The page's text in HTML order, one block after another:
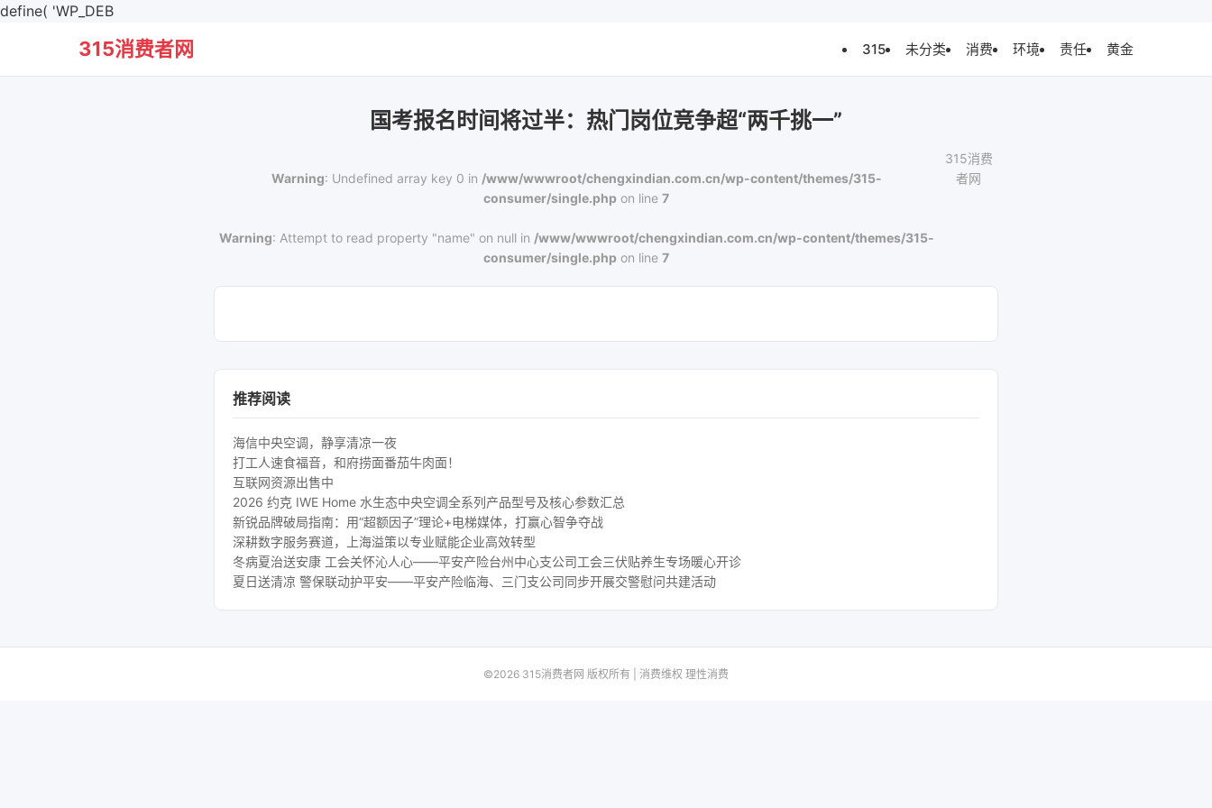
define( 'WP_DEB
315消费者网 315 未分类 消费 环境 责任 黄金
国考报名时间将过半：热门岗位竞争超“两千挑一”
Warning: Undefined array key 0 in /www/wwwroot/chengxindian.com.cn/wp-content/themes/315-
consumer/single.php on line7
Warning: Attempt to read property "name" on null in /www/wwwroot/chengxindian.com.cn/wp-content/themes/315-
consumer/single.php on line7
315消费
者网
推荐阅读
海信中央空调，静享清凉一夜
打工人速食福音，和府捞面番茄牛肉面！
互联网资源出售中
2026 约克 IWE Home 水生态中央空调全系列产品型号及核心参数汇总
新锐品牌破局指南：用“超额因子”理论+电梯媒体，打赢心智争夺战
深耕数字服务赛道，上海溢策以专业赋能企业高效转型
冬病夏治送安康 工会关怀沁人心——平安产险台州中心支公司工会三伏贴养生专场暖心开诊
夏日送清凉 警保联动护平安——平安产险临海、三门支公司同步开展交警慰问共建活动
©2026 315消费者网 版权所有 | 消费维权 理性消费